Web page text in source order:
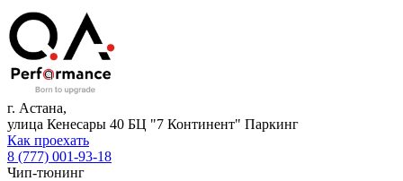
г. Астана,
улица Кенесары 40 БЦ "7 Континент" Паркинг
Как проехать
8 (777) 001-93-18
Чип-тюнинг